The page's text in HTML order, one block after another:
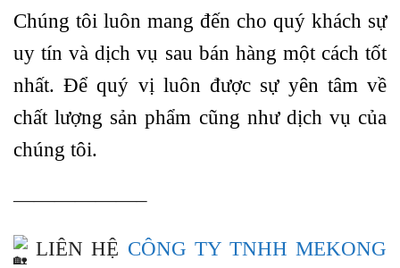
Chúng tôi luôn mang đến cho quý khách sự
uy tín và dịch vụ sau bán hàng một cách tốt
nhất. Để quý vị luôn được sự yên tâm về
chất lượng sản phẩm cũng như dịch vụ của
chúng tôi.
——————–
LIÊN HỆ CÔNG TY TNHH MEKONG